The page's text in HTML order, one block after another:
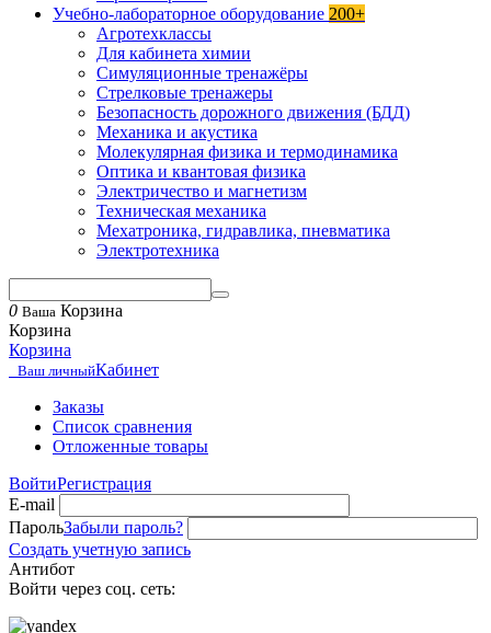
Учебно-лабораторное оборудование 200+
Агротехклассы
Для кабинета химии
Симуляционные тренажёры
Стрелковые тренажеры
Безопасность дорожного движения (БДД)
Механика и акустика
Молекулярная физика и термодинамика
Оптика и квантовая физика
Электричество и магнетизм
Техническая механика
Мехатроника, гидравлика, пневматика
Электротехника
0 Ваша Корзина
Корзина
Корзина
Ваш личныйКабинет
Заказы
Список сравнения
Отложенные товары
ВойтиРегистрация
E-mail
ПарольЗабыли пароль?
Создать учетную запись
Антибот
Войти через соц. сеть: